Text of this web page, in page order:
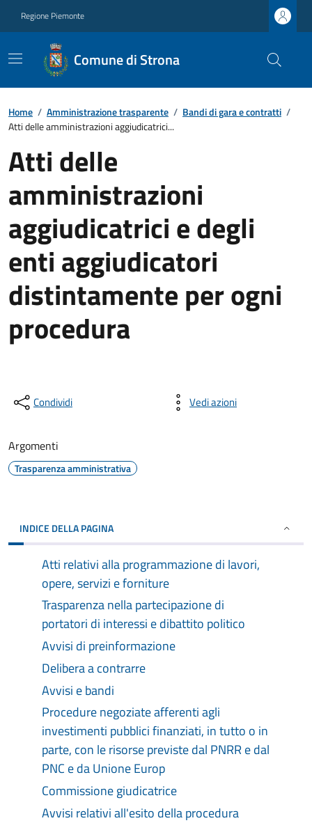
Regione Piemonte
Comune di Strona
Home / Amministrazione trasparente / Bandi di gara e contratti /
Atti delle amministrazioni aggiudicatrici...
Atti delle
amministrazioni
aggiudicatrici e degli
enti aggiudicatori
distintamente per ogni
procedura
Condividi Vedi azioni
Argomenti
Trasparenza amministrativa
INDICE DELLA PAGINA
Atti relativi alla programmazione di lavori,
opere, servizi e forniture
Trasparenza nella partecipazione di
portatori di interessi e dibattito politico
Avvisi di preinformazione
Delibera a contrarre
Avvisi e bandi
Procedure negoziate afferenti agli
investimenti pubblici finanziati, in tutto o in
parte, con le risorse previste dal PNRR e dal
PNC e da Unione Europ
Commissione giudicatrice
Avvisi relativi all'esito della procedura